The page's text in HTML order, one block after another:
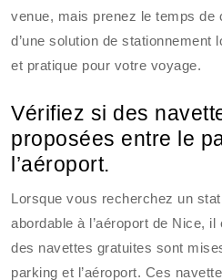
venue, mais prenez le temps de
d’une solution de stationnement
et pratique pour votre voyage.
Vérifiez si des
proposées entre le
l’aéroport.
Lorsque vous recherchez un
abordable à l’aéroport de Nice,
des navettes gratuites sont
parking et l’aéroport. Ces